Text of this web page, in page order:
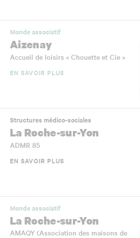
Monde associatif
Aizenay
Accueil de loisirs « Chouette et Cie »
EN SAVOIR PLUS
Structures médico-sociales
La Roche-sur-Yon
ADMR 85
EN SAVOIR PLUS
Monde associatif
La Roche-sur-Yon
AMAQY (Association des maisons de